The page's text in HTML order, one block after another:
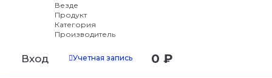
Везде
Продукт
Категория
Производитель
Вход Учетная запись 0 ₽